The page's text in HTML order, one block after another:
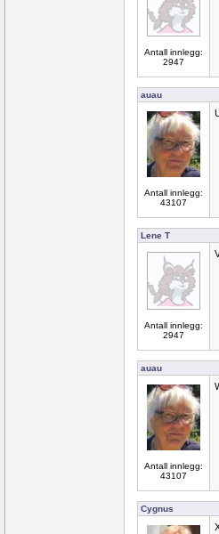
Antall innlegg:
2947
auau
Antall innlegg:
43107
Lene T
Antall innlegg:
2947
auau
Antall innlegg:
43107
Cygnus